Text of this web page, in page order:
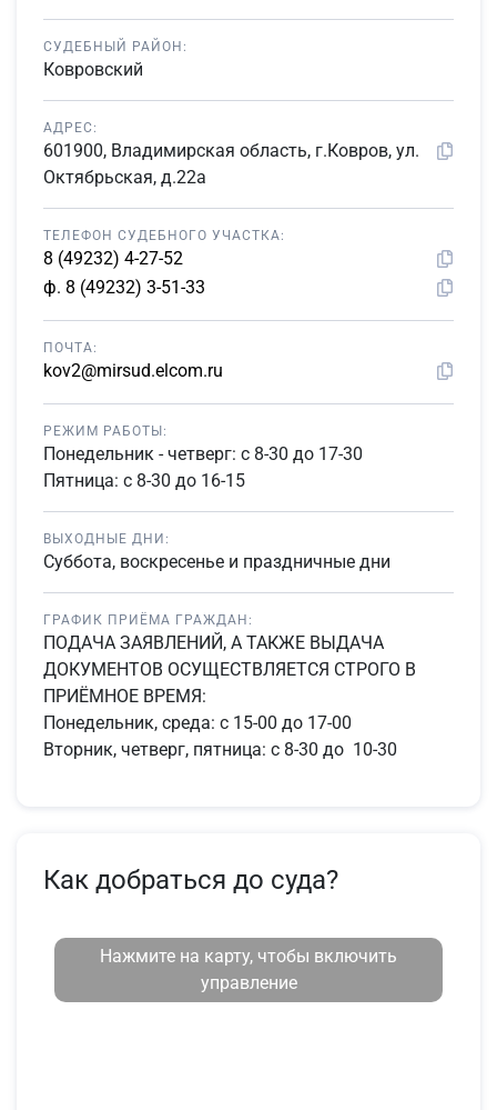
СУДЕБНЫЙ РАЙОН:
Ковровский
АДРЕС:
601900, Владимирская область, г.Ковров, ул.
Октябрьская, д.22а
ТЕЛЕФОН СУДЕБНОГО УЧАСТКА:
8 (49232) 4-27-52
ф. 8 (49232) 3-51-33
ПОЧТА:
kov2@mirsud.elcom.ru
РЕЖИМ РАБОТЫ:
Понедельник - четверг: с 8-30 до 17-30
Пятница: с 8-30 до 16-15
ВЫХОДНЫЕ ДНИ:
Суббота, воскресенье и праздничные дни
ГРАФИК ПРИЁМА ГРАЖДАН:
ПОДАЧА ЗАЯВЛЕНИЙ, А ТАКЖЕ ВЫДАЧА
ДОКУМЕНТОВ ОСУЩЕСТВЛЯЕТСЯ СТРОГО В
ПРИЁМНОЕ ВРЕМЯ:
Понедельник, среда: с 15-00 до 17-00
Вторник, четверг, пятница: с 8-30 до 10-30
Как добраться до суда?
Нажмите на карту, чтобы включить
управление